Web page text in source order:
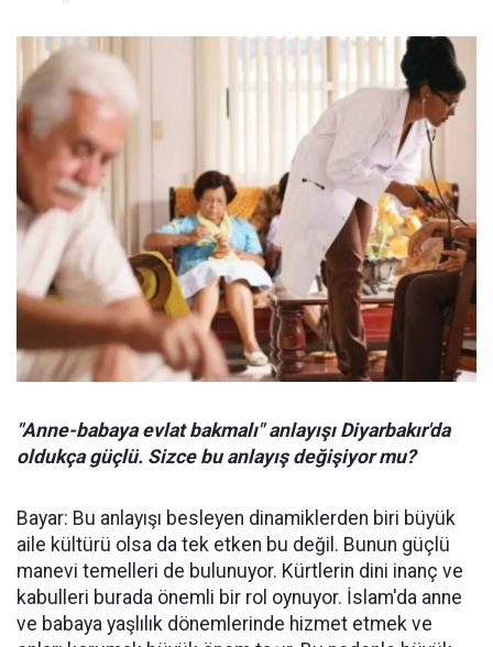
"Anne-babaya evlat bakmalı" anlayışı Diyarbakır'da
oldukça güçlü. Sizce bu anlayış değişiyor mu?
Bayar: Bu anlayışı besleyen dinamiklerden biri büyük
aile kültürü olsa da tek etken bu değil. Bunun güçlü
manevi temelleri de bulunuyor. Kürtlerin dini inanç ve
kabulleri burada önemli bir rol oynuyor. İslam'da anne
ve babaya yaşlılık dönemlerinde hizmet etmek ve